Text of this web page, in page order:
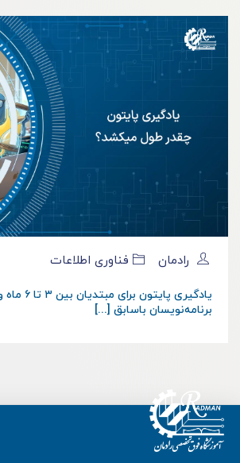
رادمان فناوری اطلاعات
یادگیری پایتون
برنامه‌نویسان باسابق [...]